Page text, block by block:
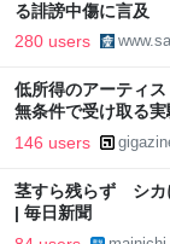
る誹謗中傷に言及
280 users
低所得のアーティ
無条件で受け取る
146 users
茎すら残らず シカ
| 毎日新聞